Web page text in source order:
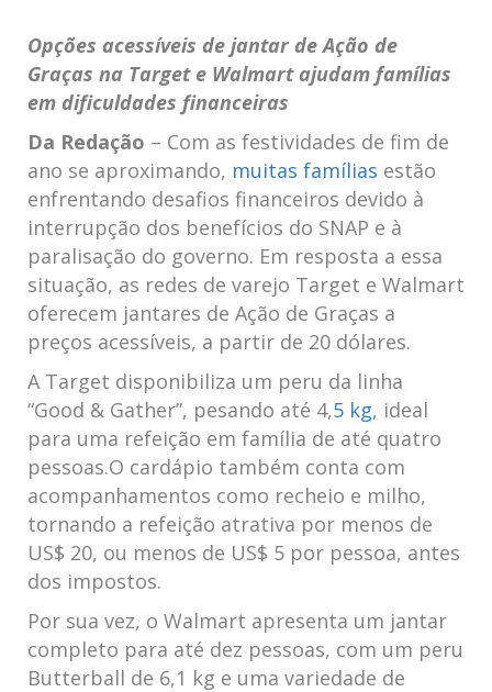
Opções acessíveis de jantar de Ação de
Graças na Target e Walmart ajudam famílias
em dificuldades financeiras
Da Redação – Com as festividades de fim de
ano se aproximando, muitas famílias estão
enfrentando desafios financeiros devido à
interrupção dos benefícios do SNAP e à
paralisação do governo. Em resposta a essa
situação, as redes de varejo Target e Walmart
oferecem jantares de Ação de Graças a
preços acessíveis, a partir de 20 dólares.
A Target disponibiliza um peru da linha
“Good & Gather”, pesando até 4,5 kg, ideal
para uma refeição em família de até quatro
pessoas.O cardápio também conta com
acompanhamentos como recheio e milho,
tornando a refeição atrativa por menos de
US$ 20, ou menos de US$ 5 por pessoa, antes
dos impostos.
Por sua vez, o Walmart apresenta um jantar
completo para até dez pessoas, com um peru
Butterball de 6,1 kg e uma variedade de